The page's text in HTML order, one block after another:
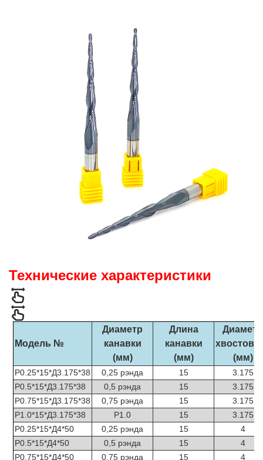
Технические характеристики
Модель №
Диаметр
канавки
(мм)
Длина
канавки
(мм)
Диаметр
(мм)
Р0.25*15*Д3.175*38 0,25 рэнда 15
3.175
Р0.5*15*Д3.175*38
0,5 рэнда 15
3.175
Р0.75*15*Д3.175*38
0,75 рэнда 15
3.175
Р1.0*15*Д3.175*38
Р1.0 15
3.175
Р0.25*15*Д4*50
0,25 рэнда 15
4
Р0.5*15*Д4*50
0,5 рэнда 15
4
Р0.75*15*Д4*50
0,75 рэнда 15
4